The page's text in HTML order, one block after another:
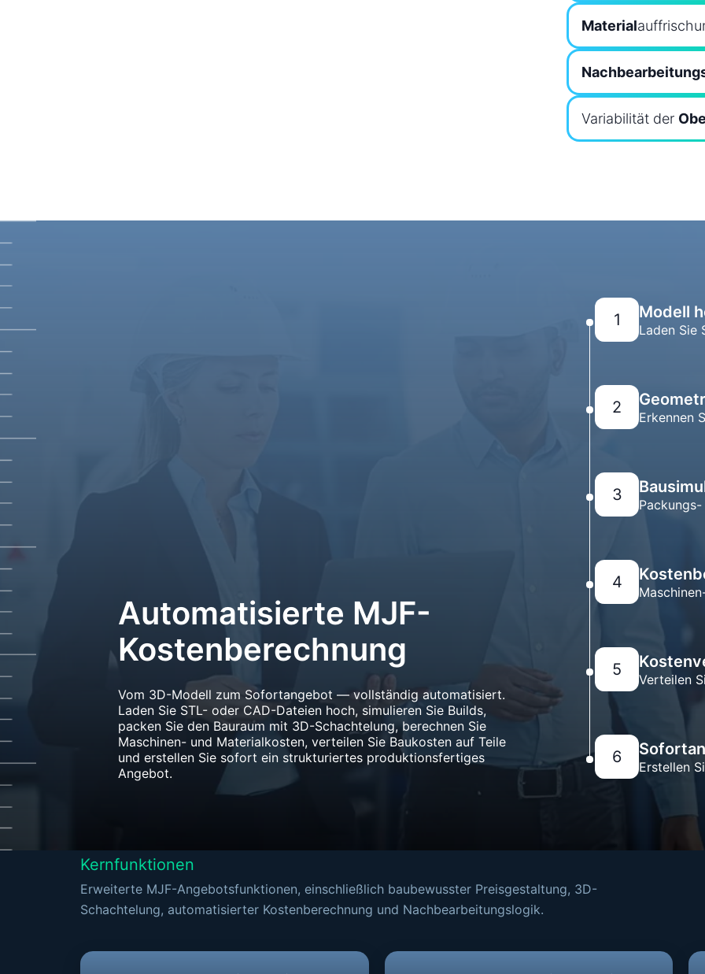
Material
Variabilität der
1 Modell
Laden Sie
2
Erkennen
3
4
5
Verteilen
6
Erstellen
Automatisierte MJF-
Kostenberechnung
Vom 3D-Modell zum Sofortangebot — vollständig automatisiert.
Laden Sie STL- oder CAD-Dateien hoch, simulieren Sie Builds,
packen Sie den Bauraum mit 3D-Schachtelung, berechnen Sie
Maschinen- und Materialkosten, verteilen Sie Baukosten auf Teile
und erstellen Sie sofort ein strukturiertes produktionsfertiges
Angebot.
Kernfunktionen
Erweiterte MJF-Angebotsfunktionen, einschließlich baubewusster Preisgestaltung, 3D-
Schachtelung, automatisierter Kostenberechnung und Nachbearbeitungslogik.